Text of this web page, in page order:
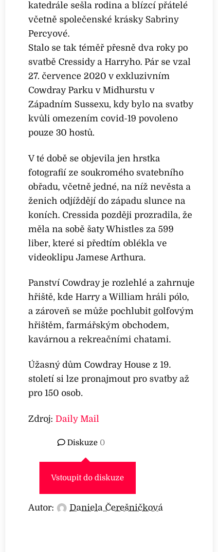
katedrále sešla rodina a blízcí přátelé
včetně společenské krásky Sabriny
Percyové.
Stalo se tak téměř přesně dva roky po
svatbě Cressidy a Harryho. Pár se vzal
27. července 2020 v exkluzivním
Cowdray Parku v Midhurstu v
Západním Sussexu, kdy bylo na svatby
kvůli omezením covid-19 povoleno
pouze 30 hostů.
V té době se objevila jen hrstka
fotografií ze soukromého svatebního
obřadu, včetně jedné, na níž nevěsta a
ženich odjíždějí do západu slunce na
koních. Cressida později prozradila, že
měla na sobě šaty Whistles za 599
liber, které si předtím oblékla ve
videoklipu Jamese Arthura.
Panství Cowdray je rozlehlé a zahrnuje
hřiště, kde Harry a William hráli pólo,
a zároveň se může pochlubit golfovým
hřištěm, farmářským obchodem,
kavárnou a rekreačními chatami.
Úžasný dům Cowdray House z 19.
století si lze pronajmout pro svatby až
pro 150 osob.
Zdroj:Daily Mail
Diskuze 0
Vstoupit do diskuze
Autor: Daniela Čerešničková